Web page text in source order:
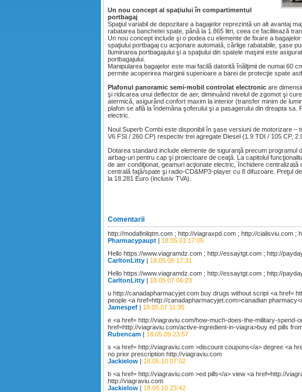
Un nou concept al spaţiului în compartimentul
portbagaj
Spaţiul variabil de depozitare a bagajelor reprezintă un alt avantaj
rabatarea banchetei spate, până la 1.865 litri, ceea ce facilitează
Un nou concept include şi o podea cu elemente de fixare a
spaţiului portbagaj cu acţionare automată, cârlige rabatabile, şase
Iluminarea portbagajului şi a spaţiului din spatele maşinii este
portbagajului.
Manipularea bagajelor este mai facilă datorită înălţimii de numai 60
permite acoperirea marginii superioare a barei de protecţie spate
Plafonul panoramic semi-mobil controlat electronic are
şi ridicarea unui deflector de aer, diminuând nivelul de zgomot şi
atermică, asigurând confort maxim la interior (transfer minim de
plafon se află la îndemâna şoferului şi a pasagerului din dreapta
electric.
Noul Superb Combi este disponibil în şase versiuni de motorizare
V6 FSI / 260 CP) respectiv trei agregate Diesel (1.9 TDI / 105 CP,
Dotarea standard include elemente de siguranţă precum programul
airbag-uri pentru cap şi proiectoare de ceaţă. La capitolul
de aer condiţionat, geamuri acţionate electric, închidere
centrală faţă/spate şi radio-CD&MP3-player cu 8 difuzoare. Preţul
la 18.281 Euro (inclusiv TVA).
Comentarii
http://modafinilqtm.com ; http://viagraxpd.com ; http://cialisviu.com
Pharmacypaupt | 18.05.01 17:05
Hello https://www.viagramdz.com ; http://essaytgt.com ; http://
CarltonLitty | 18.05.06 17:31
Hello https://www.viagramdz.com ; http://essaytgt.com ; http://
CarltonLitty | 18.05.07 06:23
u http://canadapharmacyjet.com buy drugs without script <a href=
people <a href=http://canadapharmacyjet.com>canadian
Jamespef | 18.05.07 11:35
e <a href= http://viagraviu.com/how-much-does-the-military-spend-
href=http://viagraviu.com/active-ingredient-in-viagra>buy ed pills
Rubencam | 18.05.09 23:57
s <a href= http://viagraviu.com >discount coupons</a> degree <a
no prior prescription http://viagraviu.com
Jackielow | 18.05.10 07:02
b <a href= http://viagraviu.com >ed pills</a> view <a href=http://
http://viagraviu.com
Jackielow | 18.05.10 23:42